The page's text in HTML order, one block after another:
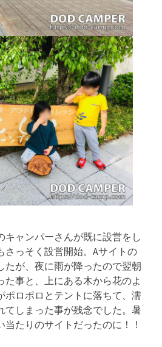
キャンパーさんが既に設営をし
さっそく設営開始。Aサイトの
たが、夜に雨が降ったので翌朝
た事と、上にある木から花のよ
ポロポロとテントに落ちて、濡
てしまった事が残念でした。暑
たりのサイトだったのに！！